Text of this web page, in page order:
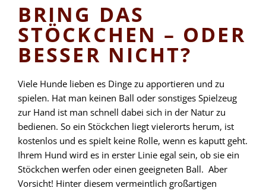
BRING DAS
STÖCKCHEN – ODER
BESSER NICHT?
Viele Hunde lieben es Dinge zu apportieren und zu
spielen. Hat man keinen Ball oder sonstiges Spielzeug
zur Hand ist man schnell dabei sich in der Natur zu
bedienen. So ein Stöckchen liegt vielerorts herum, ist
kostenlos und es spielt keine Rolle, wenn es kaputt geht.
Ihrem Hund wird es in erster Linie egal sein, ob sie ein
Stöckchen werfen oder einen geeigneten Ball. Aber
Vorsicht! Hinter diesem vermeintlich großartigen